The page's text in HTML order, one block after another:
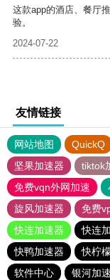
这款app的酒店、餐厅
验。
2024-07-22
友情链接
网站地图 QuickQ
坚果加速器
tiktok
免费vqn外网加速
旋风加速器
免费
快连加速器
快连
快鸭加速器
快柠
软件中心
银河加